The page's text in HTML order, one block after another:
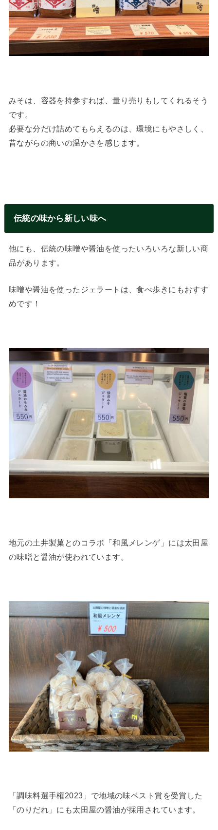
みそは、容器を持参すれば、量り売りもしてくれるそう
です。
必要な分だけ詰めてもらえるのは、環境にもやさしく、
昔ながらの商いの温かさを感じます。
伝統の味から新しい味へ
他にも、伝統の味噌や醤油を使ったいろいろな新しい商
品があります。
味噌や醤油を使ったジェラートは、食べ歩きにもおすす
めです！
地元の土井製菓とのコラボ「和風メレンゲ」には太田屋
の味噌と醤油が使われています。
「調味料選手権2023」で地域の味ベスト賞を受賞した
「のりだれ」にも太田屋の醤油が採用されています。